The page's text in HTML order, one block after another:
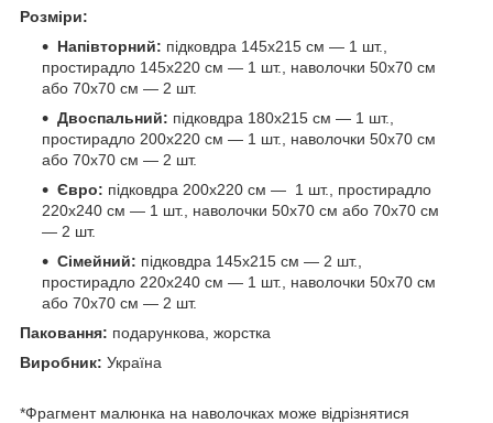
Розміри:
Напівторний: підковдра 145х215 см — 1 шт.,
простирадло 145х220 см — 1 шт., наволочки 50х70 см
або 70х70 см — 2 шт.
Двоспальний: підковдра 180х215 см — 1 шт.,
простирадло 200х220 см — 1 шт., наволочки 50х70 см
або 70х70 см — 2 шт.
Євро: підковдра 200х220 см — 1 шт., простирадло
220х240 см — 1 шт., наволочки 50х70 см або 70х70 см
— 2 шт.
Сімейний: підковдра 145х215 см — 2 шт.,
простирадло 220х240 см — 1 шт., наволочки 50х70 см
або 70х70 см — 2 шт.
Паковання: подарункова, жорстка
Виробник: Україна
*Фрагмент малюнка на наволочках може відрізнятися